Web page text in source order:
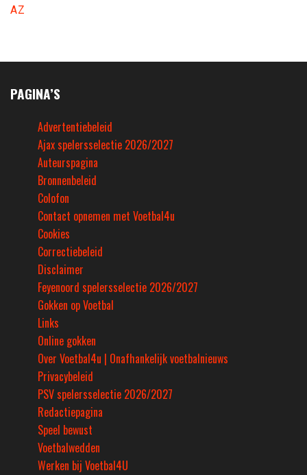
AZ
PAGINA’S
Advertentiebeleid
Ajax spelersselectie 2026/2027
Auteurspagina
Bronnenbeleid
Colofon
Contact opnemen met Voetbal4u
Cookies
Correctiebeleid
Disclaimer
Feyenoord spelersselectie 2026/2027
Gokken op Voetbal
Links
Online gokken
Over Voetbal4u | Onafhankelijk voetbalnieuws
Privacybeleid
PSV spelersselectie 2026/2027
Redactiepagina
Speel bewust
Voetbalwedden
Werken bij Voetbal4U